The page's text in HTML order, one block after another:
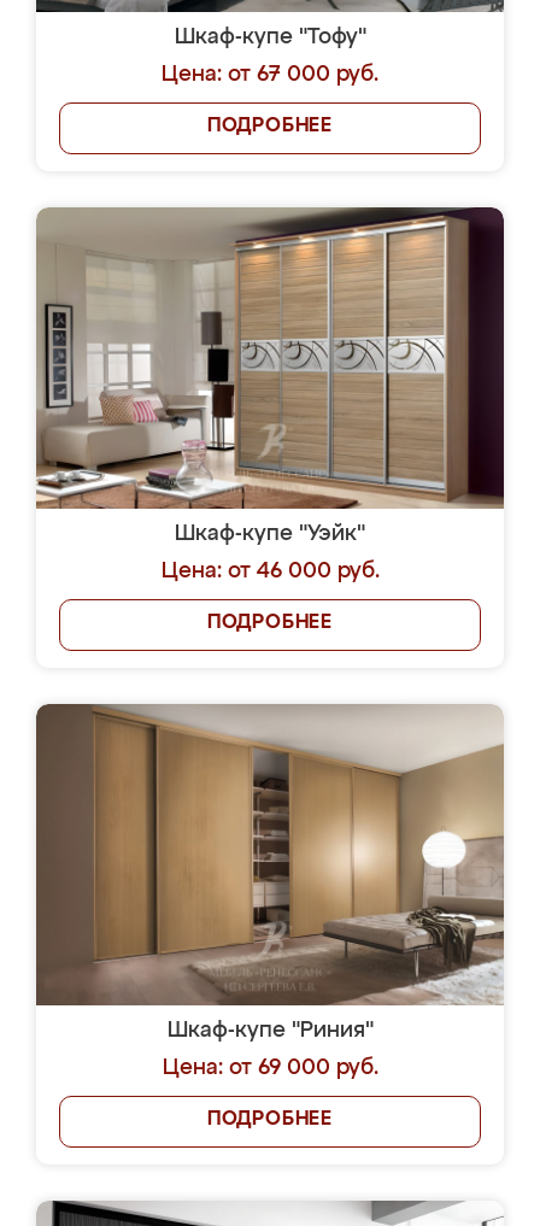
Шкаф-купе "Тофу"
Цена: от 67 000 руб.
ПОДРОБНЕЕ
Шкаф-купе "Уэйк"
Цена: от 46 000 руб.
ПОДРОБНЕЕ
Шкаф-купе "Риния"
Цена: от 69 000 руб.
ПОДРОБНЕЕ